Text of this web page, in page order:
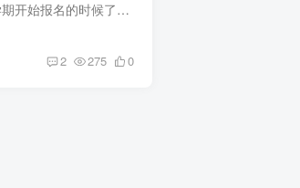
又到了百度前端技术学院新学期开始报名的时候了，访问 http://ife.baidu.com/user/register?fr=wcinfo，立即报名，迎接新学期的挑战吧！个人对于百度每年开展这个活动是点大大的赞的！感兴趣和...
2 275 0